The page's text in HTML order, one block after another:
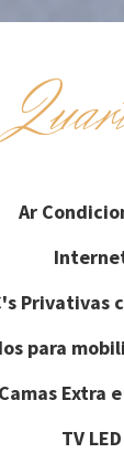
Ar
Privativas
para
Camas Extra
TV LED